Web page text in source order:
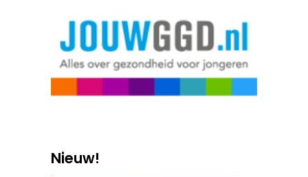
Nieuw!